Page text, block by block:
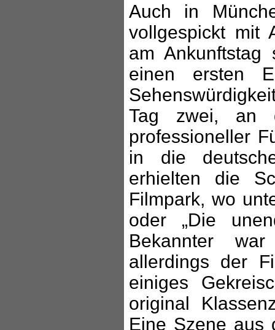
Auch in
vollgespickt mit
am Ankunftstag
einen ersten
Tag zwei, an
professioneller
in die
erhielten die
Filmpark, wo
oder „Die
Bekannter
allerdings der
einiges
original
Eine Szene aus